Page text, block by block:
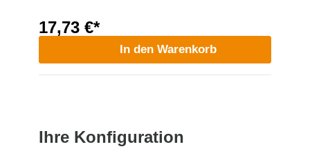
17,73 €*
In den Warenkorb
Ihre Konfiguration